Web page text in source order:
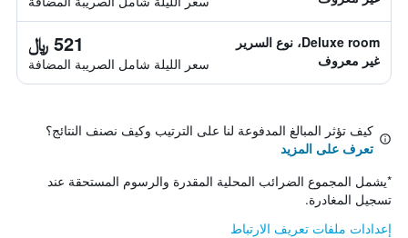
Deluxe room، نوع السرير
غير معروف
521 ﷼
سعر الليلة شامل الصريبة المضافة
كيف تؤثر المبالغ المدفوعة لنا على الترتيب وكيف نصنف النتائج؟
تعرف على المزيد
*يشمل المجموع الضرائب المحلية المقدرة والرسوم المستحقة عند
تسجيل المغادرة.
إعدادات ملفات تعريف الارتباط